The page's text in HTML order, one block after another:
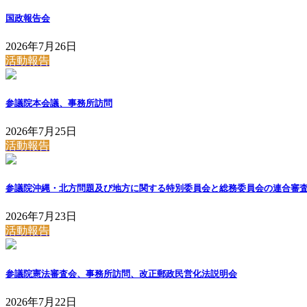
国政報告会
2026年7月26日
活動報告
参議院本会議、事務所訪問
2026年7月25日
活動報告
参議院沖縄・北方問題及び地方に関する特別委員会と総務委員会の連合審
2026年7月23日
活動報告
参議院憲法審査会、事務所訪問、改正郵政民営化法説明会
2026年7月22日